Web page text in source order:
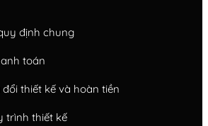
định chung
toán
thiết kế và hoàn tiền
trình thiết kế